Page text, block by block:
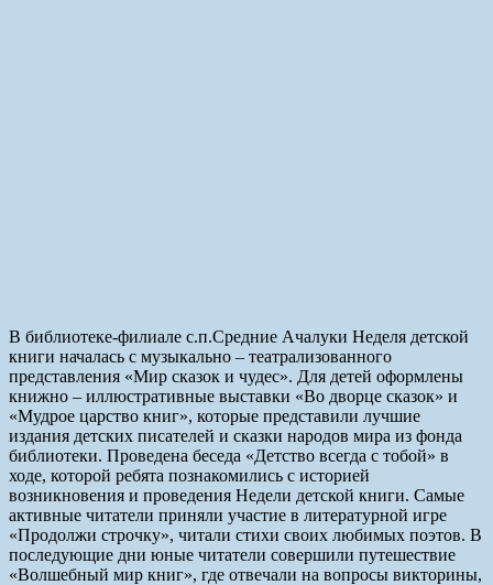
В библиотеке-филиале с.п.Средние Ачалуки Неделя детской
книги началась с музыкально – театрализованного
представления «Мир сказок и чудес». Для детей оформлены
книжно – иллюстративные выставки «Во дворце сказок» и
«Мудрое царство книг», которые представили лучшие
издания детских писателей и сказки народов мира из фонда
библиотеки. Проведена беседа «Детство всегда с тобой» в
ходе, которой ребята познакомились с историей
возникновения и проведения Недели детской книги. Самые
активные читатели приняли участие в литературной игре
«Продолжи строчку», читали стихи своих любимых поэтов. В
последующие дни юные читатели совершили путешествие
«Волшебный мир книг», где отвечали на вопросы викторины,